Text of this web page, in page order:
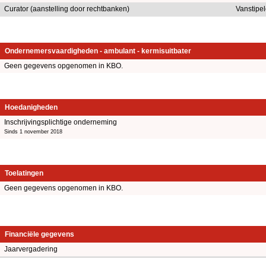
Curator (aanstelling door rechtbanken)
Ondernemersvaardigheden - ambulant - kermisuitbater
Geen gegevens opgenomen in KBO.
Hoedanigheden
Inschrijvingsplichtige onderneming
Sinds 1 november 2018
Toelatingen
Geen gegevens opgenomen in KBO.
Financiële gegevens
Jaarvergadering